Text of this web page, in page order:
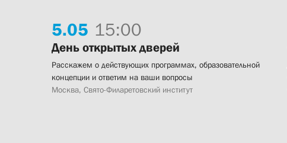
5.05 15:00
День открытых дверей
Расскажем о действующих программах, образовательной
концепции и ответим на ваши вопросы
Москва, Свято-Филаретовский институт